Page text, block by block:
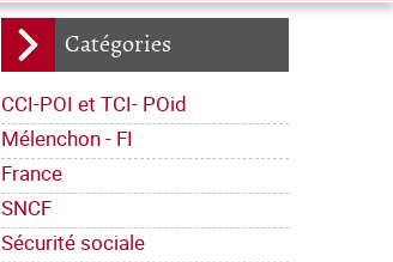
Catégories
CCI-POI et TCI- POid
Mélenchon - FI
France
SNCF
Sécurité sociale